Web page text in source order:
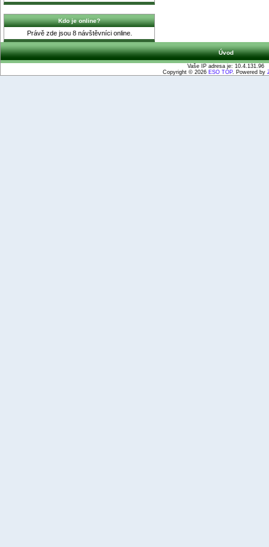
Kdo je online?
Právě zde jsou 8 návštěvníci online.
Úvod
Vaše IP adresa je: 10.4.131.96
Copyright © 2026 ESO TOP. Powered by